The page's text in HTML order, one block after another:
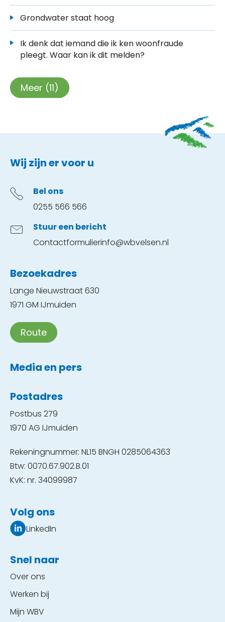
Grondwater staat hoog
Ik denk dat iemand die ik ken woonfraude
pleegt. Waar kan ik dit melden?
Meer (11)
Contactinformatie
Wij zijn er voor u
Bel ons
0255 566 566
Stuur een bericht
Contactformulierinfo@wbvelsen.nl
Bezoekadres
Lange Nieuwstraat 630
1971 GM IJmuiden
Route
Media en pers
Postadres
Postbus 279
1970 AG IJmuiden
Rekeningnummer: NL15 BNGH 0285064363
Btw: 0070.67.902.B.01
KvK: nr. 34099987
Volg ons
LinkedIn
Snel naar
Over ons
Werken bij
Mijn WBV